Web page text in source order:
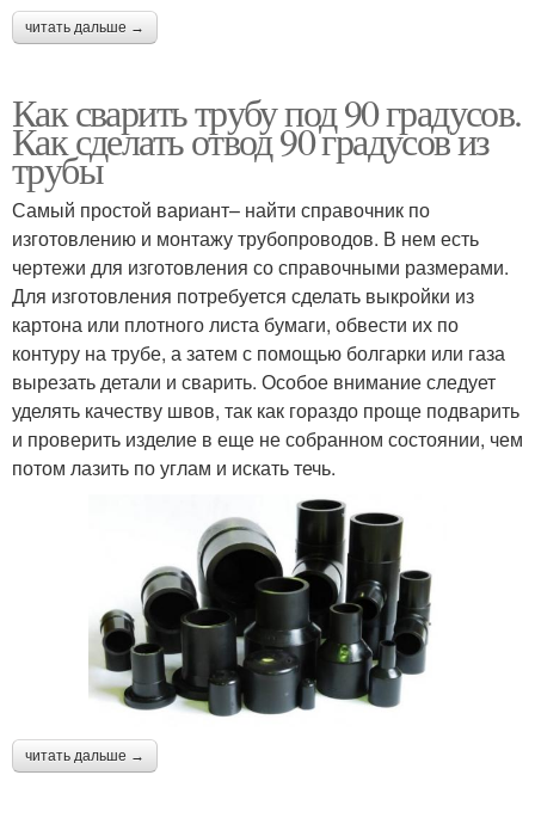
читать дальше →
Как сварить трубу под 90 градусов.
Как сделать отвод 90 градусов из
трубы
Самый простой вариант– найти справочник по
изготовлению и монтажу трубопроводов. В нем есть
чертежи для изготовления со справочными размерами.
Для изготовления потребуется сделать выкройки из
картона или плотного листа бумаги, обвести их по
контуру на трубе, а затем с помощью болгарки или газа
вырезать детали и сварить. Особое внимание следует
уделять качеству швов, так как гораздо проще подварить
и проверить изделие в еще не собранном состоянии, чем
потом лазить по углам и искать течь.
читать дальше →